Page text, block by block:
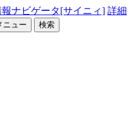
ナビゲータ[サイニィ] 詳細
ニュー 検索